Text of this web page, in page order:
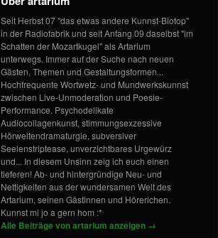
Seit Herbst 07 "das etwas andere Kunnst-Biotop"
in der Radiofabrik und seit Anfang 09 daselbst "im
Schatten der Mozartkugel" als Artarium
unterwegs. Immer auf der Suche nach neuen
Gästen, Themen und Gestaltungsformen...
Hochfrequente Wortwetz- und Mundwerkskunnst
zwischen Live-Unmoderation und Poesie-
Performance. Psychodelikate
Audiocollagenkunst, stimmungsexzessive
Hörweltendramaturgie, subversiver
Seelenstriptease, unverzichtbares Urgewürz
und... In diesem Unsinn zeig ich euch einen
tieferen! Ab- und hintergründige Neu- und
Nettigkeiten aus der wundersamen Welt des
Artarium, seinen Gästinnen und Hörerichen.
Kunnst mi jo a gern hom :*
Alle Beiträge von artarium anzeigen →